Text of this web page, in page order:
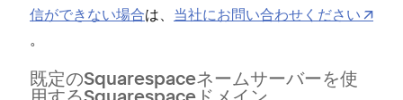
信ができない場合は⁠、 当社にお問い合わせください
⁠。
既定のSquarespaceネ⁠ームサ⁠ーバ⁠ーを使